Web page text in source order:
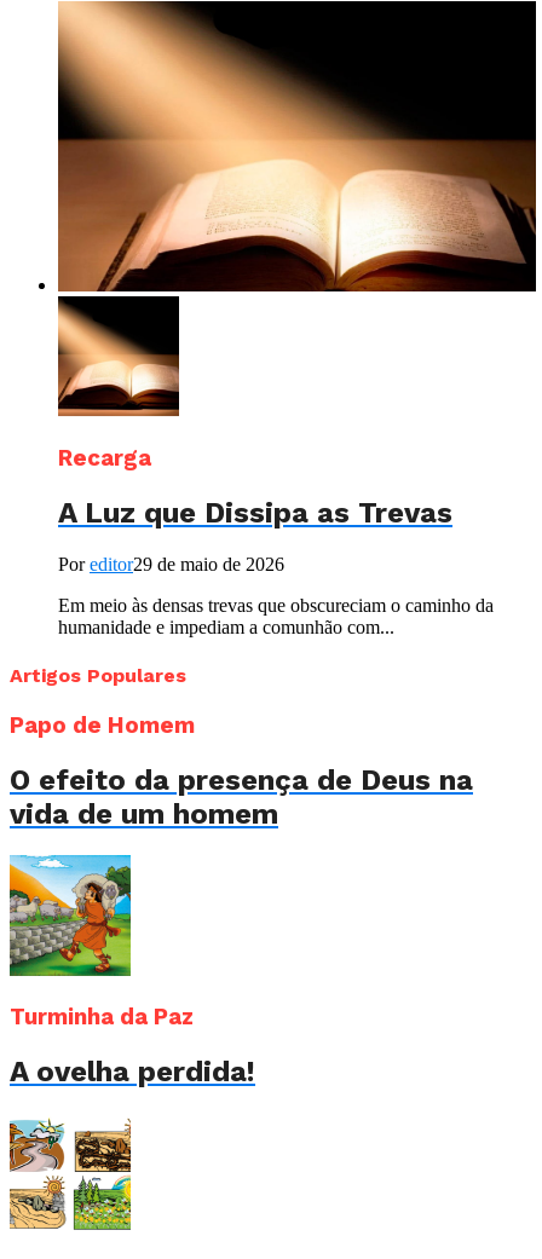
Recarga
A Luz que Dissipa as Trevas
Poreditor29 de maio de 2026
Em meio às densas trevas que obscureciam o caminho da
humanidade e impediam a comunhão com...
Artigos Populares
Papo de Homem
O efeito da presença de Deus na
vida de um homem
Turminha da Paz
A ovelha perdida!